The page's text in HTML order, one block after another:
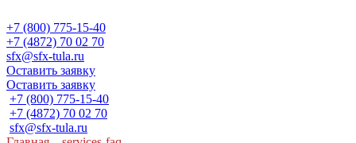
+7 (800) 775-15-40
+7 (4872) 70 02 70
sfx@sfx-tula.ru
Оставить заявку
Оставить заявку
+7 (800) 775-15-40
+7 (4872) 70 02 70
sfx@sfx-tula.ru